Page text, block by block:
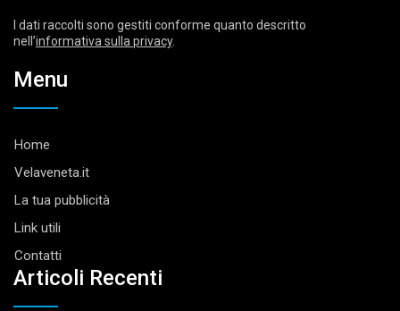
I dati raccolti sono gestiti conforme quanto descritto
nell’informativa sulla privacy.
Menu
Home
Velaveneta.it
La tua pubblicità
Link utili
Contatti
Articoli Recenti